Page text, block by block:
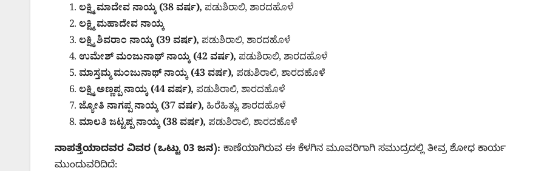
ಲಕ್ಷ್ಮಿ ಮಾದೇವ ನಾಯ್ಕ (38 ವರ್ಷ),ಪಡುಶಿರಾಲಿ, ಶಾರದಹೊಳೆ
ಲಕ್ಷ್ಮಿ ಮಹಾದೇವ ನಾಯ್ಕ
ಲಕ್ಷ್ಮಿ ಶಿವರಾಂ ನಾಯ್ಕ (39 ವರ್ಷ),ಪಡುಶಿರಾಲಿ, ಶಾರದಹೊಳೆ
ಉಮೇಶ್ ಮಂಜುನಾಥ್ ನಾಯ್ಕ (42 ವರ್ಷ),ಪಡುಶಿರಾಲಿ, ಶಾರದಹೊಳೆ
ಮಾಸ್ತಮ್ಮ ಮಂಜುನಾಥ್ ನಾಯ್ಕ (43 ವರ್ಷ),ಪಡುಶಿರಾಲಿ, ಶಾರದಹೊಳೆ
ಲಕ್ಷ್ಮಿ ಅಣ್ಣಪ್ಪ ನಾಯ್ಕ (44 ವರ್ಷ),ಪಡುಶಿರಾಲಿ, ಶಾರದಹೊಳೆ
ಜ್ಯೋತಿ ನಾಗಪ್ಪ ನಾಯ್ಕ (37 ವರ್ಷ),ಹಿರೆಹಿತ್ಲು, ಶಾರದಹೊಳೆ
ಮಾಲತಿ ಜಟ್ಟಪ್ಪ ನಾಯ್ಕ (38 ವರ್ಷ),ಪಡುಶಿರಾಲಿ, ಶಾರದಹೊಳೆ
ನಾಪತ್ತೆಯಾದವರ ವಿವರ (ಒಟ್ಟು 03 ಜನ): ಕಾಣೆಯಾಗಿರುವ ಈ ಕೆಳಗಿನ ಮೂವರಿಗಾಗಿ ಸಮುದ್ರದಲ್ಲಿ ತೀವ್ರ ಶೋಧ ಕಾರ್ಯ
ಮುಂದುವರಿದಿದೆ: